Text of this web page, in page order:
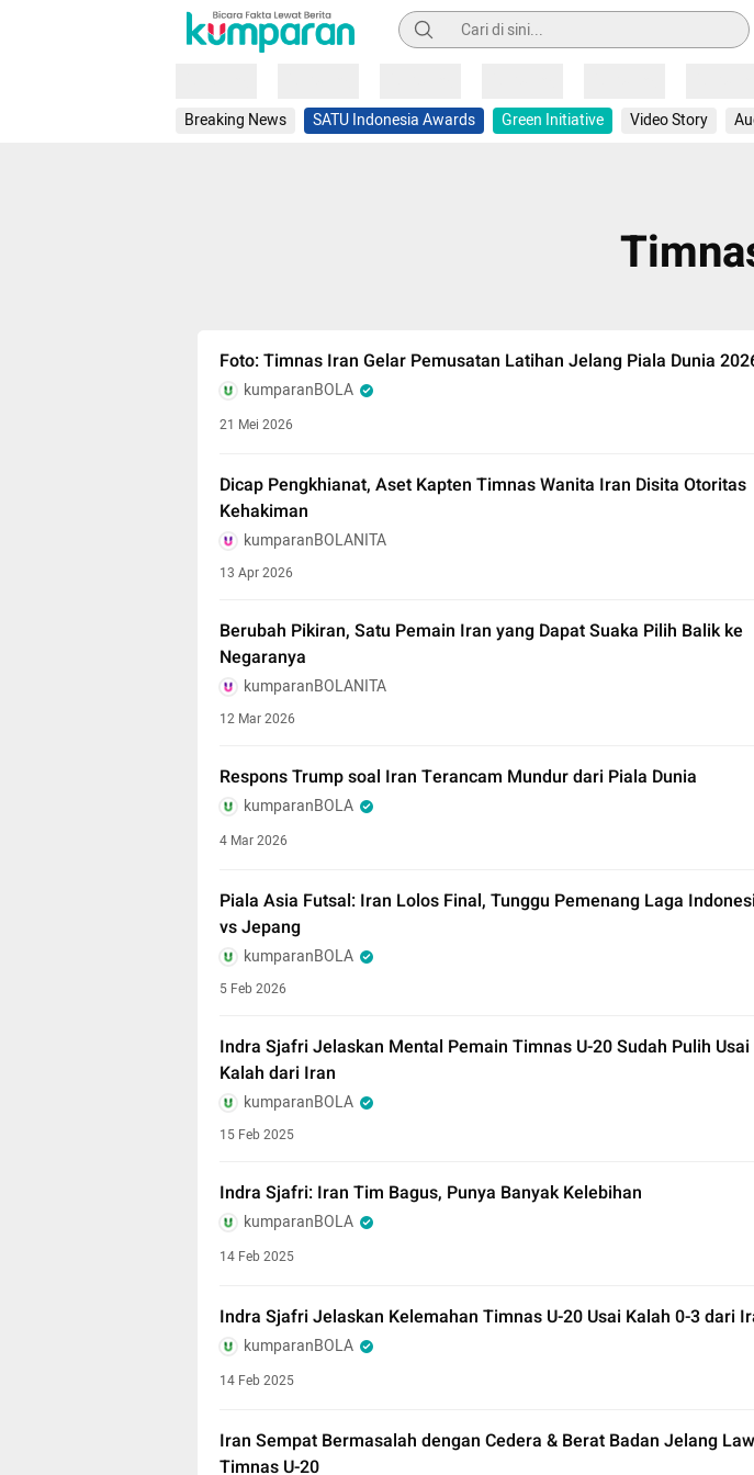
Pencarian
Breaking News SATU Indonesia Awards Green Initiative Video Story
Foto: Timnas Iran Gelar Pemusatan Latihan Jelang Piala Dunia
kumparanBOLA
21 Mei 2026
Dicap Pengkhianat, Aset Kapten Timnas Wanita Iran Disita Otoritas
Kehakiman
kumparanBOLANITA
13 Apr 2026
Berubah Pikiran, Satu Pemain Iran yang Dapat Suaka Pilih Balik ke
Negaranya
kumparanBOLANITA
12 Mar 2026
Respons Trump soal Iran Terancam Mundur dari Piala Dunia
kumparanBOLA
4 Mar 2026
Piala Asia Futsal: Iran Lolos Final, Tunggu Pemenang Laga
vs Jepang
kumparanBOLA
5 Feb 2026
Indra Sjafri Jelaskan Mental Pemain Timnas U-20 Sudah Pulih Usai
Kalah dari Iran
kumparanBOLA
15 Feb 2025
Indra Sjafri: Iran Tim Bagus, Punya Banyak Kelebihan
kumparanBOLA
14 Feb 2025
Indra Sjafri Jelaskan Kelemahan Timnas U-20 Usai Kalah 0-3 dari
kumparanBOLA
14 Feb 2025
Iran Sempat Bermasalah dengan Cedera & Berat Badan Jelang
Timnas U-20